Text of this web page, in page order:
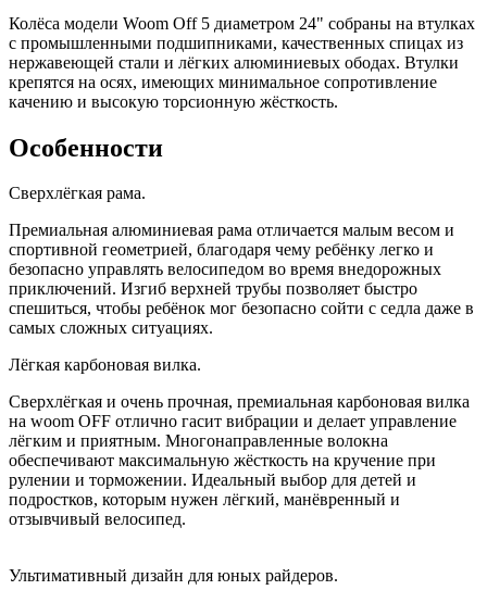
Колёса модели Woom Off 5 диаметром 24" собраны на втулках
с промышленными подшипниками, качественных спицах из
нержавеющей стали и лёгких алюминиевых ободах. Втулки
крепятся на осях, имеющих минимальное сопротивление
качению и высокую торсионную жёсткость.
Особенности
Сверхлёгкая рама.
Премиальная алюминиевая рама отличается малым весом и
спортивной геометрией, благодаря чему ребёнку легко и
безопасно управлять велосипедом во время внедорожных
приключений. Изгиб верхней трубы позволяет быстро
спешиться, чтобы ребёнок мог безопасно сойти с седла даже в
самых сложных ситуациях.
Лёгкая карбоновая вилка.
Сверхлёгкая и очень прочная, премиальная карбоновая вилка
на woom OFF отлично гасит вибрации и делает управление
лёгким и приятным. Многонаправленные волокна
обеспечивают максимальную жёсткость на кручение при
рулении и торможении. Идеальный выбор для детей и
подростков, которым нужен лёгкий, манёвренный и
отзывчивый велосипед.
Ультимативный дизайн для юных райдеров.